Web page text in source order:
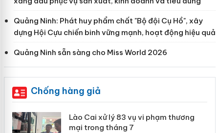
Quảng Ninh: Phát huy phẩm chất "Bộ đội Cụ Hồ", xây
dựng Hội Cựu chiến binh vững mạnh, hoạt động hiệu quả
Quảng Ninh sẵn sàng cho Miss World 2026
Chống hàng giả
Lào Cai xử lý 83 vụ vi phạm thương
mại trong tháng 7